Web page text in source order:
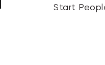
Start